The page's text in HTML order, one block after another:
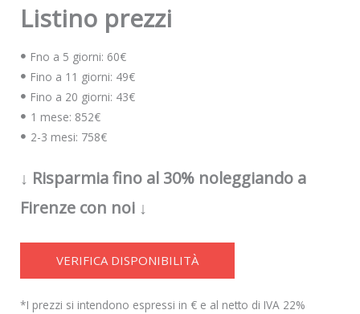
Listino prezzi
Fno a 5 giorni: 60€
Fino a 11 giorni: 49€
Fino a 20 giorni: 43€
1 mese: 852€
2-3 mesi: 758€
↓ Risparmia fino al 30% noleggiando a
Firenze con noi ↓
VERIFICA DISPONIBILITÀ
*I prezzi si intendono espressi in € e al netto di IVA 22%